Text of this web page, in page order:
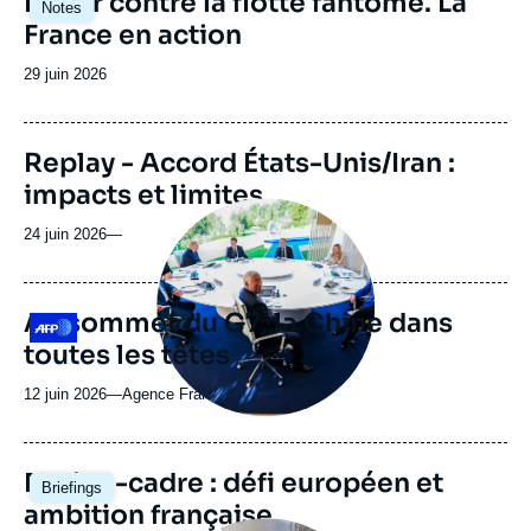
Notes
principale
France en action
Date
publication
29 juin 2026
Replay - Accord États-Unis/Iran :
impacts et limites
24 juin 2026—
Logo
Image
principale
médiatique
Au sommet du G7, la Chine dans
toutes les têtes
12 juin 2026—Nom
journal,
ou
émission
Agence France Presse
Briefings
Image
principale
Nation-cadre : défi européen et
ambition française